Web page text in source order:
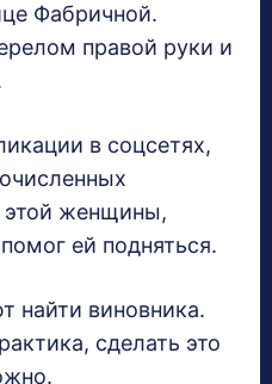
Фабричной.
правой руки и
в соцсетях,
этой женщины,
ей подняться.
найти виновника.
сделать это